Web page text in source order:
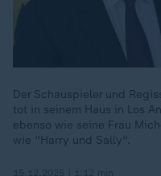
Der Schauspieler und
tot in seinem Haus in Los
ebenso wie seine Frau
wie "Harry und Sally".